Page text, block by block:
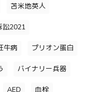
苫米地英人
訟2021
牛病 プリオン蛋白
バイナリー兵器
AED 血栓